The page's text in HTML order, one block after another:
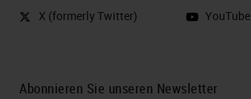
X (formerly Twitter)
YouTube
Abonnieren Sie unseren Newsletter